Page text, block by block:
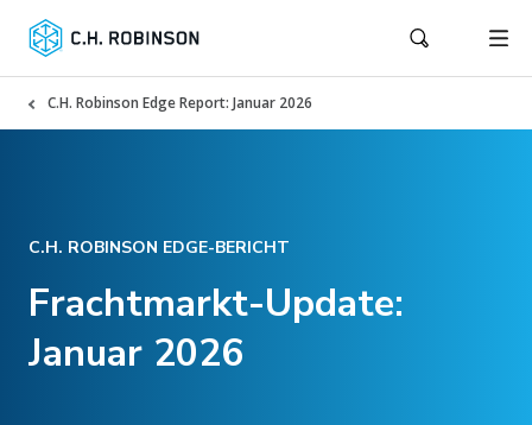
C.H. Robinson Edge Report: Januar 2026
C.H. ROBINSON EDGE-BERICHT
Frachtmarkt-Update:
Januar 2026